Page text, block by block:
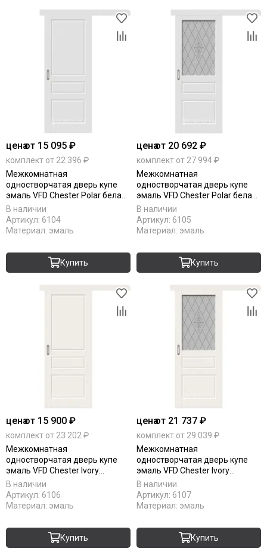
ценаот 15 095 ₽
комплект от 22 396 ₽
Межкомнатная
одностворчатая дверь купе
эмаль VFD Chester Polar белая
глухая
В наличии
Артикул: 6104
Материал: эмаль
Купить
ценаот 20 692 ₽
комплект от 27 994 ₽
Межкомнатная
одностворчатая дверь купе
эмаль VFD Chester Polar белая
остеклённая
В наличии
Артикул: 6105
Материал: эмаль
Купить
ценаот 15 900 ₽
комплект от 23 202 ₽
Межкомнатная
одностворчатая дверь купе
эмаль VFD Chester Ivory
слоновая кость глухая
В наличии
Артикул: 6106
Материал: эмаль
Купить
ценаот 21 737 ₽
комплект от 29 039 ₽
Межкомнатная
одностворчатая дверь купе
эмаль VFD Chester Ivory
слоновая кость остеклённая
В наличии
Артикул: 6107
Материал: эмаль
Купить